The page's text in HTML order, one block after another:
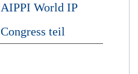
AIPPI World IP
Congress teil